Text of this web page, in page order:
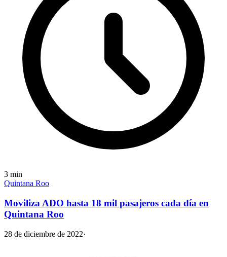
3 min
Quintana Roo
Moviliza ADO hasta 18 mil pasajeros cada día en
Quintana Roo
28 de diciembre de 2022·